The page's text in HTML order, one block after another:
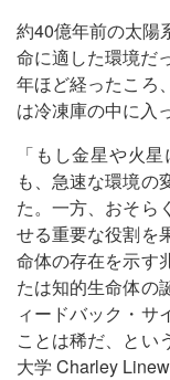
約40億年前の太陽
命に適した環境だ
年ほど経ったころ
は冷凍庫の中に入
「もし金星や火
も、急速な環境の
た。一方、おそら
せる重要な役割を
命体の存在を示す
たは知的生命体の
ィードバック・サ
ことは稀だ、とい
大学 Charley